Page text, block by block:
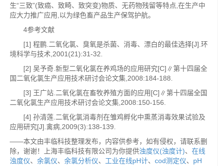
生“三致”(致癌、致畸、致突变)物质、无药物残留等特点,在生产中
应大力推广应用,以为绿色畜产品生产保驾护航。
4参考文献
[1] 程鹏.二氧化氯、臭氧是杀菌、消毒、漂白的最佳选择[J].环
境科学与技术,2001(21):31-32.
[2] 吴予奇.新型二氧化氯在养鸡场的应用研究[C]∥第十四届全
国二氧化氯生产应用技术研讨会论文集,2008:184-188.
[3] 王广站.二氧化氯在畜牧养殖方面的应用[C]∥第十四届全国
二氧化氯生产应用技术研讨会论文集,2008:150-156.
[4] 孙清莲.二氧化氯消毒剂在雏鸡孵化中熏蒸消毒效果试验及
应用研究[J].禽病,2009(3):138-139.
——本文由丰临科技整理发布，内容供参考，如有侵权，请联系删
除，谢谢！上海丰临科技有限公司为你提供浊度仪(浊度计)、 在线
浊度仪、 余氯仪、 余氯分析仪、 工业在线pH计、 cod测定仪、 pH